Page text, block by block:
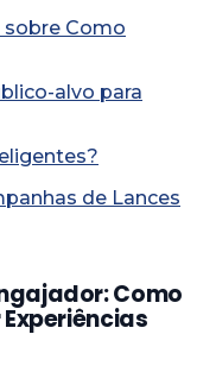
sobre Como
alvo para
de Lances
Como